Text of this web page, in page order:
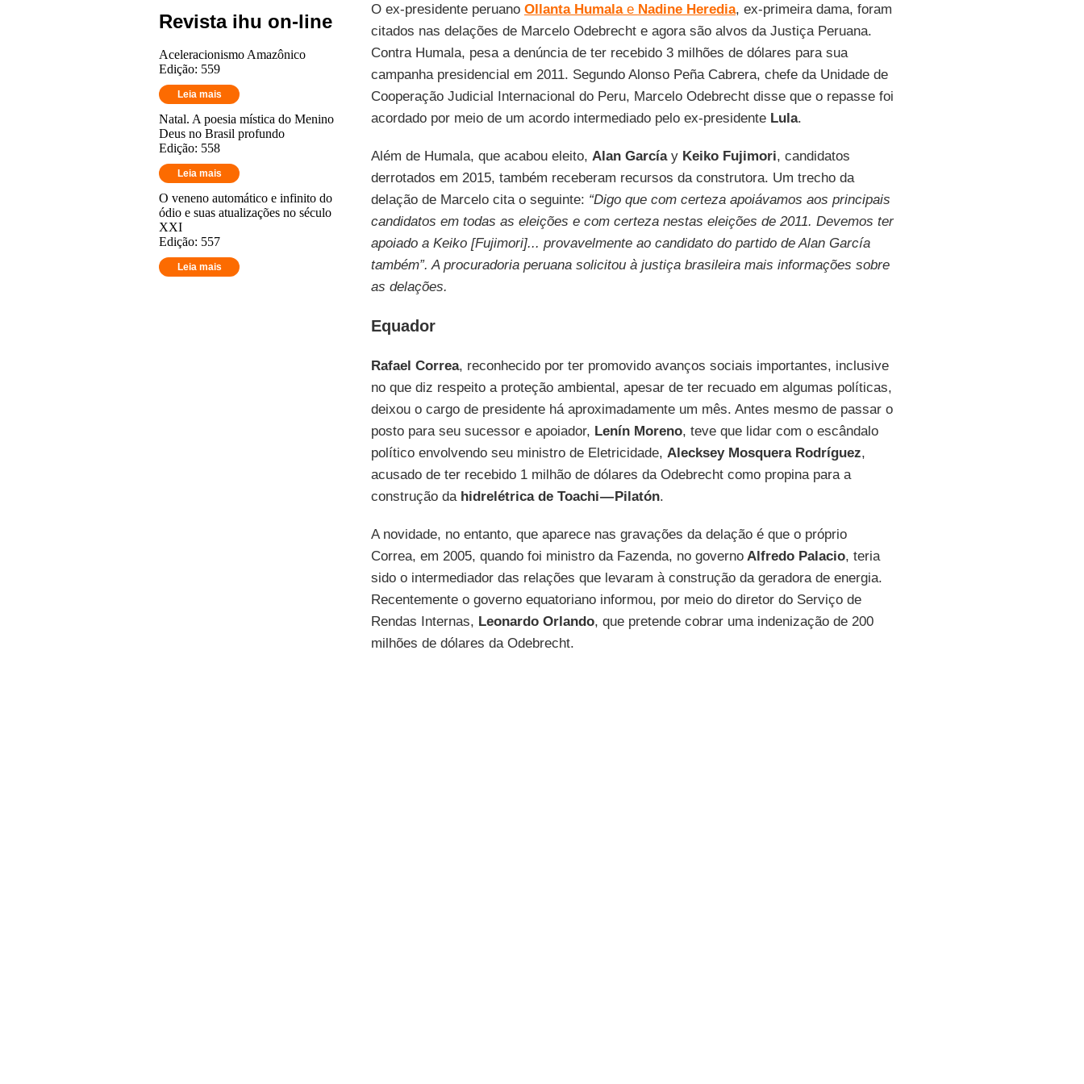
Revista ihu on-line
Aceleracionismo Amazônico
Edição: 559
Leia mais
Natal. A poesia mística do Menino
Deus no Brasil profundo
Edição: 558
Leia mais
O veneno automático e infinito do
ódio e suas atualizações no século
XXI
Edição: 557
Leia mais
O ex-presidente peruano Ollanta Humalae Nadine Heredia, ex-primeira dama, foram
citados nas delações de Marcelo Odebrecht e agora são alvos da Justiça Peruana.
Contra Humala, pesa a denúncia de ter recebido 3 milhões de dólares para sua
campanha presidencial em 2011. Segundo Alonso Peña Cabrera, chefe da Unidade de
Cooperação Judicial Internacional do Peru, Marcelo Odebrecht disse que o repasse foi
acordado por meio de um acordo intermediado pelo ex-presidente Lula.
Além de Humala, que acabou eleito, Alan Garcíay Keiko Fujimori, candidatos
derrotados em 2015, também receberam recursos da construtora. Um trecho da
delação de Marcelo cita o seguinte: “Digo que com certeza apoiávamos aos principais
candidatos em todas as eleições e com certeza nestas eleições de 2011. Devemos ter
apoiado a Keiko [Fujimori]... provavelmente ao candidato do partido de Alan García
também”. A procuradoria peruana solicitou à justiça brasileira mais informações sobre
as delações.
Equador
Rafael Correa, reconhecido por ter promovido avanços sociais importantes, inclusive
no que diz respeito a proteção ambiental, apesar de ter recuado em algumas políticas,
deixou o cargo de presidente há aproximadamente um mês. Antes mesmo de passar o
posto para seu sucessor e apoiador, Lenín Moreno, teve que lidar com o escândalo
político envolvendo seu ministro de Eletricidade, Alecksey Mosquera Rodríguez,
acusado de ter recebido 1 milhão de dólares da Odebrecht como propina para a
construção da hidrelétrica de Toachi — Pilatón.
A novidade, no entanto, que aparece nas gravações da delação é que o próprio
Correa, em 2005, quando foi ministro da Fazenda, no governoAlfredo Palacio, teria
sido o intermediador das relações que levaram à construção da geradora de energia.
Recentemente o governo equatoriano informou, por meio do diretor do Serviço de
Rendas Internas, Leonardo Orlando, que pretende cobrar uma indenização de 200
milhões de dólares da Odebrecht.